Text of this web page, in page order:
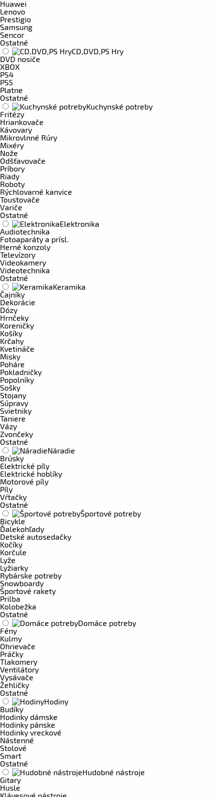
Huawei
Lenovo
Prestigio
Samsung
Sencor
Ostatné
CD,DVD,PS Hry
DVD nosiče
XBOX
PS4
PS5
Platne
Ostatné
Kuchynské potreby
Fritézy
Hriankovače
Kávovary
Mikrovlnné Rúry
Mixéry
Nože
Odšťavovače
Príbory
Riady
Roboty
Rýchlovarné kanvice
Toustovače
Variče
Ostatné
Elektronika
Audiotechnika
Fotoaparáty a prísl.
Herné konzoly
Televízory
Videokamery
Videotechnika
Ostatné
Keramika
Čajníky
Dekorácie
Dózy
Hrnčeky
Koreničky
Košíky
Krčahy
Kvetináče
Misky
Poháre
Pokladničky
Popolníky
Sošky
Stojany
Súpravy
Svietniky
Taniere
Vázy
Zvončeky
Ostatné
Náradie
Brúsky
Elektrické píly
Elektrické hoblíky
Motorové píly
Píly
Vŕtačky
Ostatné
Športové potreby
Bicykle
Ďalekohľady
Detské autosedačky
Kočíky
Korčule
Lyže
Lyžiarky
Rybárske potreby
Snowboardy
Športové rakety
Prilba
Kolobežka
Ostatné
Domáce potreby
Fény
Kulmy
Ohrievače
Práčky
Tlakomery
Ventilátory
Vysávače
Žehličky
Ostatné
Hodiny
Budíky
Hodinky dámske
Hodinky pánske
Hodinky vreckové
Nástenné
Stolové
Smart
Ostatné
Hudobné nástroje
Gitary
Husle